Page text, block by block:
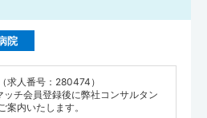
院
求人番号：280474）
ッチ会員登録後に弊社コンサルタン
案内いたします。